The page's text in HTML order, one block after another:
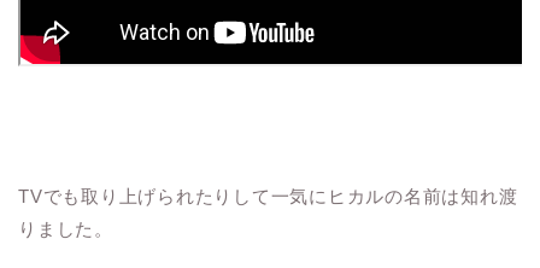
TVでも取り上げられたりして一気にヒカルの名前は知れ渡
りました。